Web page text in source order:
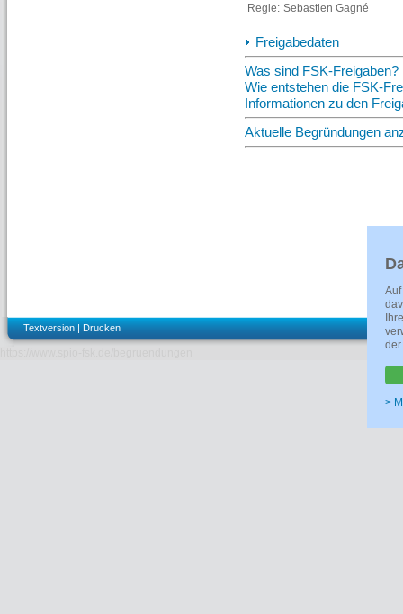
>
Regie: Sebastien Gagné
Freigabedaten
Was sind FSK-Freigaben?
Wie entstehen die FSK-
Informationen zu den
Aktuelle Begründungen
Textversion |Drucken